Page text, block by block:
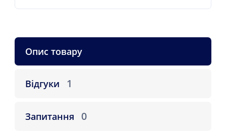
Опис товару
Відгуки 1
Запитання 0